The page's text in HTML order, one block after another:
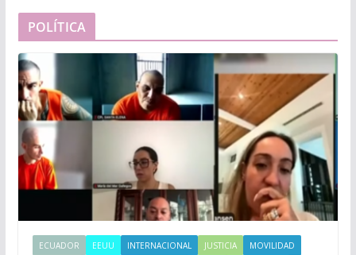
POLÍTICA
ECUADOR EEUU INTERNACIONAL JUSTICIA
MOVILIDAD